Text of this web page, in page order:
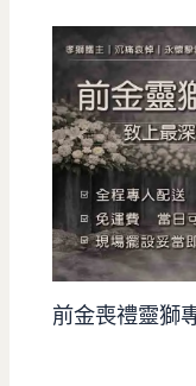
前金喪禮靈獅